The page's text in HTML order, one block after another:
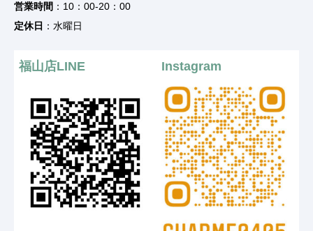
営業時間 ：10：00-20：00
定休日 ：水曜日
福山店LINE Instagram